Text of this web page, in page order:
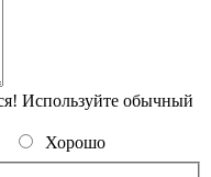
Используйте обычный
Хорошо